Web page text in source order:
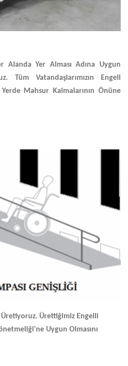
Alanda Yer Alması Adına Uygun
Tüm Vatandaşlarımızın Engeli
Mahsur Kalmalarının Önüne
Üretiyoruz. Ürettiğimiz Engelli
Uygun Olmasını